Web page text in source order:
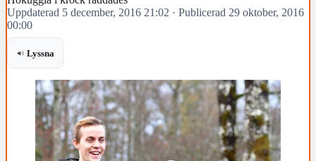
Uppdaterad 5 december, 2016 21:02 · Publicerad 29 oktober, 2016
00:00
Lyssna